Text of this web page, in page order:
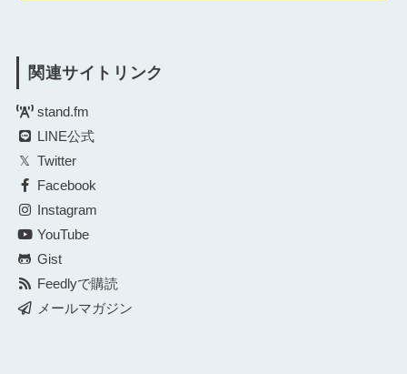
関連サイトリンク
stand.fm
LINE公式
Twitter
Facebook
Instagram
YouTube
Gist
Feedlyで購読
メールマガジン